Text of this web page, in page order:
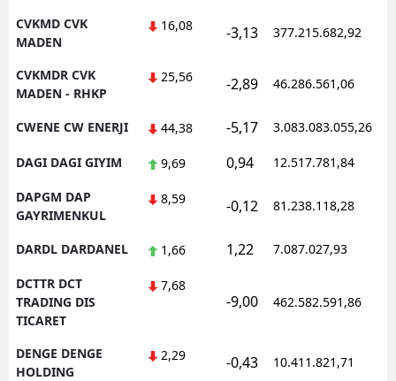
CVKMD CVK
MADEN
16,08 -3,13 377.215.682,92
CVKMDR CVK
MADEN - RHKP
25,56 -2,89 46.286.561,06
CWENE CW ENERJI 44,38 -5,17 3.083.083.055,26
DAGI DAGI GIYIM 9,69 0,94 12.517.781,84
DAPGM DAP
GAYRIMENKUL
8,59 -0,12 81.238.118,28
DARDL DARDANEL 1,66 1,22 7.087.027,93
DCTTR DCT
TRADING DIS
TICARET
7,68
-9,00 462.582.591,86
DENGE DENGE
HOLDING
2,29 -0,43 10.411.821,71